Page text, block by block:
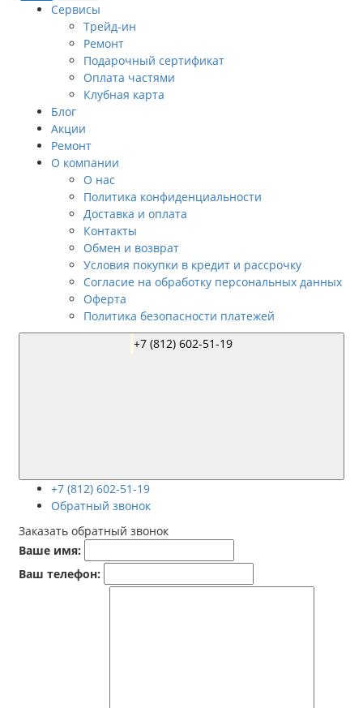
Сервисы
Трейд-ин
Ремонт
Подарочный сертификат
Оплата частями
Клубная карта
Блог
Акции
Ремонт
О компании
О нас
Политика конфиденциальности
Доставка и оплата
Контакты
Обмен и возврат
Условия покупки в кредит и рассрочку
Согласие на обработку персональных данных
Оферта
Политика безопасности платежей
+7 (812) 602-51-19
Обратный звонок
Заказать обратный звонок
Ваше имя:
Ваш телефон: